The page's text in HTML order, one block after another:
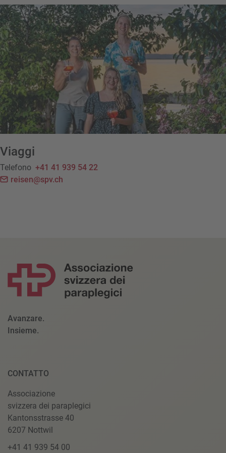
Viaggi
Telefono +41 41 939 54 22
reisen@spv.ch
Avanzare.
Insieme.
CONTATTO
Associazione
svizzera dei paraplegici
Kantonsstrasse 40
6207 Nottwil
+41 41 939 54 00